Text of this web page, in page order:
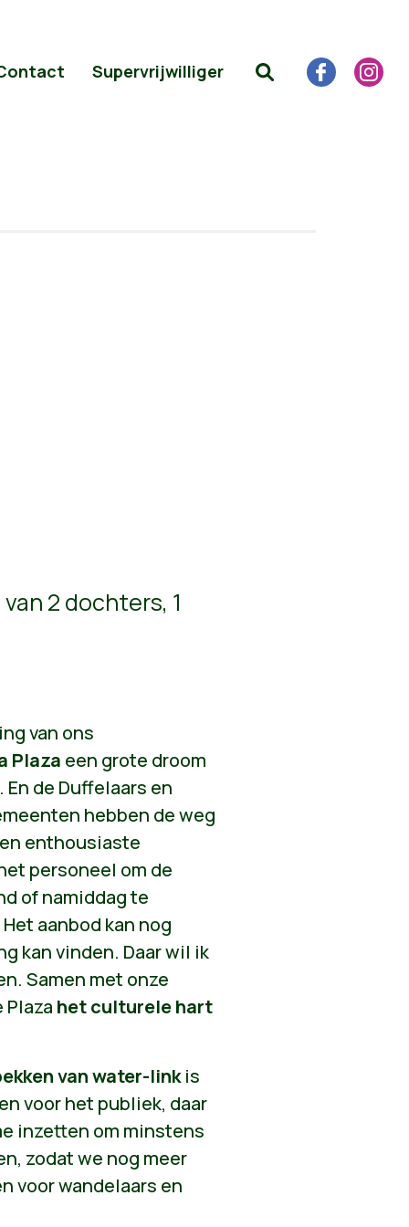
Supervrijwilliger
2 dochters, 1
van ons
Plaza een grote droom
de Duffelaars en
hebben de weg
enthousiaste
personeel om de
of namiddag te
aanbod kan nog
kan vinden. Daar wil ik
Samen met onze
het culturele hart
van water-linkis
voor het publiek, daar
inzetten om minstens
zodat we nog meer
voor wandelaars en